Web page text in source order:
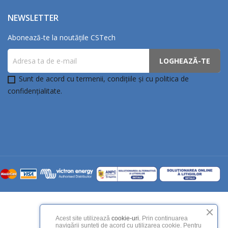
NEWSLETTER
Abonează-te la noutățile CSTech
Sunt de acord cu termenii, condițiile și cu politica de
confidențialitate.
Acest site utilizează cookie-uri. Prin continuarea
navigării sunteți de acord cu utilizarea cookie. Pentru